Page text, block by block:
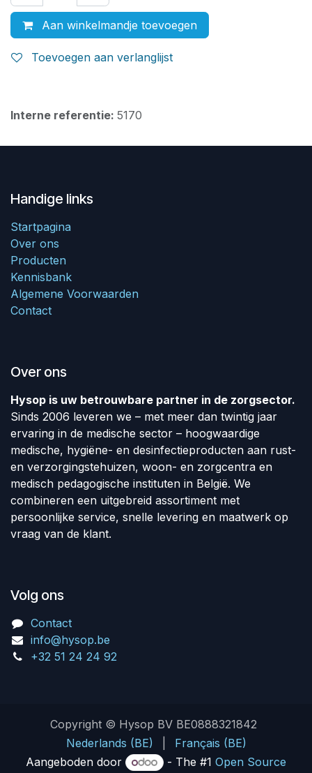
Aan winkelmandje toevoegen
Toevoegen aan verlanglijst
Interne referentie: 5170
Handige links
Startpagina
Over ons
Producten
Kennisbank
Algemene Voorwaarden
Contact
Over ons
Hysop is uw betrouwbare partner in de zorgsector.
Sinds 2006 leveren we – met meer dan twintig jaar
ervaring in de medische sector – hoogwaardige
medische, hygiëne- en desinfectieproducten aan rust-
en verzorgingstehuizen, woon- en zorgcentra en
medisch pedagogische instituten in België. We
combineren een uitgebreid assortiment met
persoonlijke service, snelle levering en maatwerk op
vraag van de klant.
Volg ons
Contact
info@hysop.be
+32 51 24 24 92
Copyright © Hysop BV BE0888321842
Nederlands (BE)
Français (BE)
Aangeboden door
- The #1 Open Source